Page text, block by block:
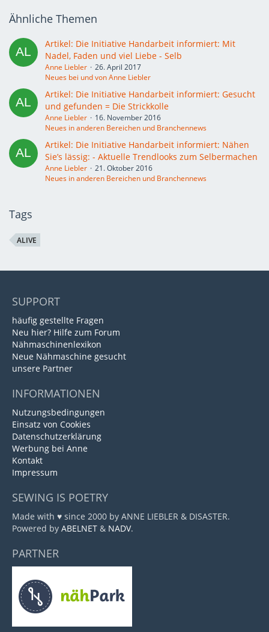
Ähnliche Themen
Artikel: Die Initiative Handarbeit informiert: Mit
Nadel, Faden und viel Liebe - Selb
Anne Liebler
26. April 2017
Neues bei und von Anne Liebler
Artikel: Die Initiative Handarbeit informiert: Gesucht
und gefunden = Die Strickkolle
Anne Liebler
16. November 2016
Neues in anderen Bereichen und Branchennews
Artikel: Die Initiative Handarbeit informiert: Nähen
Sie’s lässig: - Aktuelle Trendlooks zum Selbermachen
Anne Liebler
21. Oktober 2016
Neues in anderen Bereichen und Branchennews
Tags
ALIVE
SUPPORT
häufig gestellte Fragen
Neu hier? Hilfe zum Forum
Nähmaschinenlexikon
Neue Nähmaschine gesucht
unsere Partner
INFORMATIONEN
Nutzungsbedingungen
Einsatz von Cookies
Datenschutzerklärung
Werbung bei Anne
Kontakt
Impressum
SEWING IS POETRY
Made with ♥ since 2000 by ANNE LIEBLER & DISASTER.
Powered by ABELNET & NADV.
PARTNER